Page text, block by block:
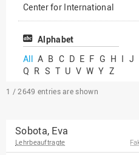
Center for International
Mobility
Center for International
Chancengerechtigkeit
eLearning Competence
EU-Büro
Fakultät
Alphabet
All A B C D E F G H I J
Q R S T U V W Y Z
1 / 2649 entries are shown
Sobota, Eva
Lehrbeauftragte